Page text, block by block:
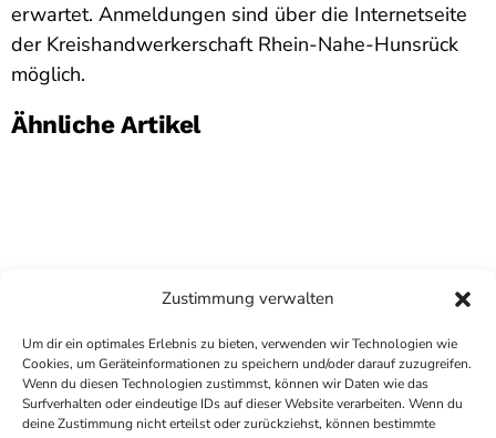
Zustimmung verwalten
Um dir ein optimales Erlebnis zu bieten, verwenden wir Technologien wie
Cookies, um Geräteinformationen zu speichern und/oder darauf zuzugreifen.
Wenn du diesen Technologien zustimmst, können wir Daten wie das
Surfverhalten oder eindeutige IDs auf dieser Website verarbeiten. Wenn du
deine Zustimmung nicht erteilst oder zurückziehst, können bestimmte
erwartet. Anmeldungen sind über die Internetseite
der Kreishandwerkerschaft Rhein-Nahe-Hunsrück
möglich.
Ähnliche Artikel